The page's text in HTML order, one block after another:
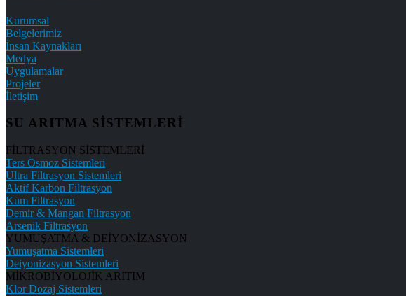
Kurumsal
Belgelerimiz
İnsan Kaynakları
Medya
Uygulamalar
Projeler
İletişim
SU ARITMA SİSTEMLERİ
FİLTRASYON SİSTEMLERİ
Ters Osmoz Sistemleri
Ultra Filtrasyon Sistemleri
Aktif Karbon Filtrasyon
Kum Filtrasyon
Demir & Mangan Filtrasyon
Arsenik Filtrasyon
YUMUŞATMA & DEİYONİZASYON
Yumuşatma Sistemleri
Deiyonizasyon Sistemleri
MİKROBİYOLOJİK ARITIM
Klor Dozaj Sistemleri